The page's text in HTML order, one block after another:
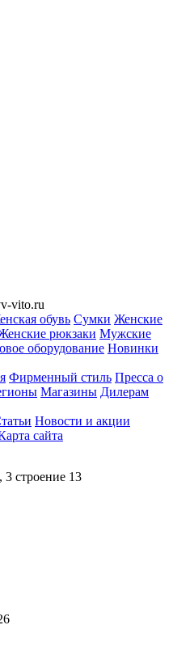
vito.ru
обувь Сумки Женские
рюкзаки Мужские
оборудование Новинки
Фирменный стиль Пресса о
Магазины Дилерам
Новости и акции
сайта
3 строение 13